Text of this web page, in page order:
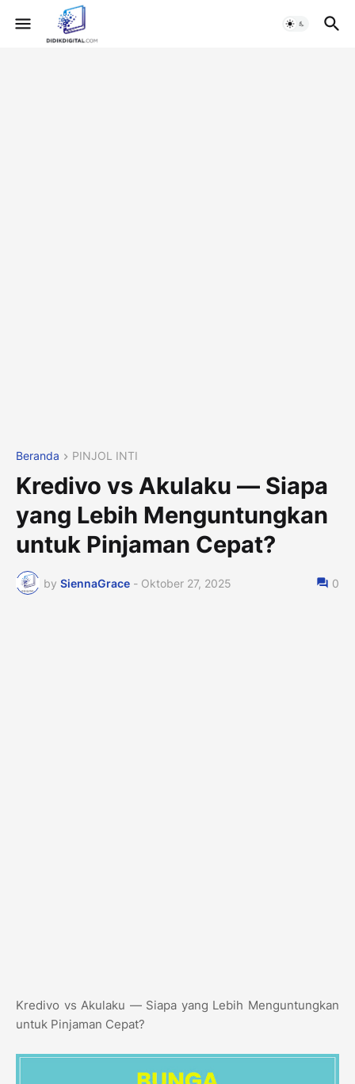
Beranda PINJOL INTI
Kredivo vs Akulaku — Siapa
yang Lebih Menguntungkan
untuk Pinjaman Cepat?
by SiennaGrace - Oktober 27, 2025 0
Kredivo vs Akulaku — Siapa yang Lebih Menguntungkan
untuk Pinjaman Cepat?